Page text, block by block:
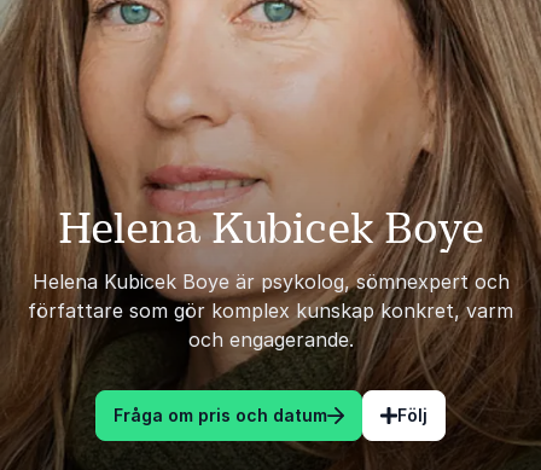
Helena Kubicek Boye
Helena Kubicek Boye är psykolog, sömnexpert och
författare som gör komplex kunskap konkret, varm
och engagerande.
Fråga om pris och datum Följ